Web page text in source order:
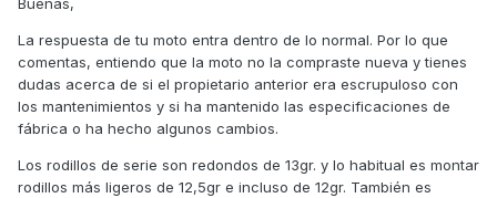
Para ganar en salida, quizás debería poner unos rodillos
los originales que monta en cuanto a peso se refiere.
¿Conseguiría mejor respuesta?¿Que peso recomendariais?
Mi uso es totalmente urbano.
Quizás sea una chorrada, pero me gustaría saber si mi
La respuesta de tu moto entra dentro de lo normal. Por lo que
comentas, entiendo que la moto no la compraste nueva y tienes
dudas acerca de si el propietario anterior era escrupuloso con
los mantenimientos y si ha mantenido las especificaciones de
fábrica o ha hecho algunos cambios.
Los rodillos de serie son redondos de 13gr. y lo habitual es montar
rodillos más ligeros de 12,5gr e incluso de 12gr. También es